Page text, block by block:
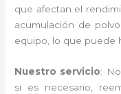
que afectan el
acumulación de
equipo, lo que puede
Nuestro servicio:
si es necesario,